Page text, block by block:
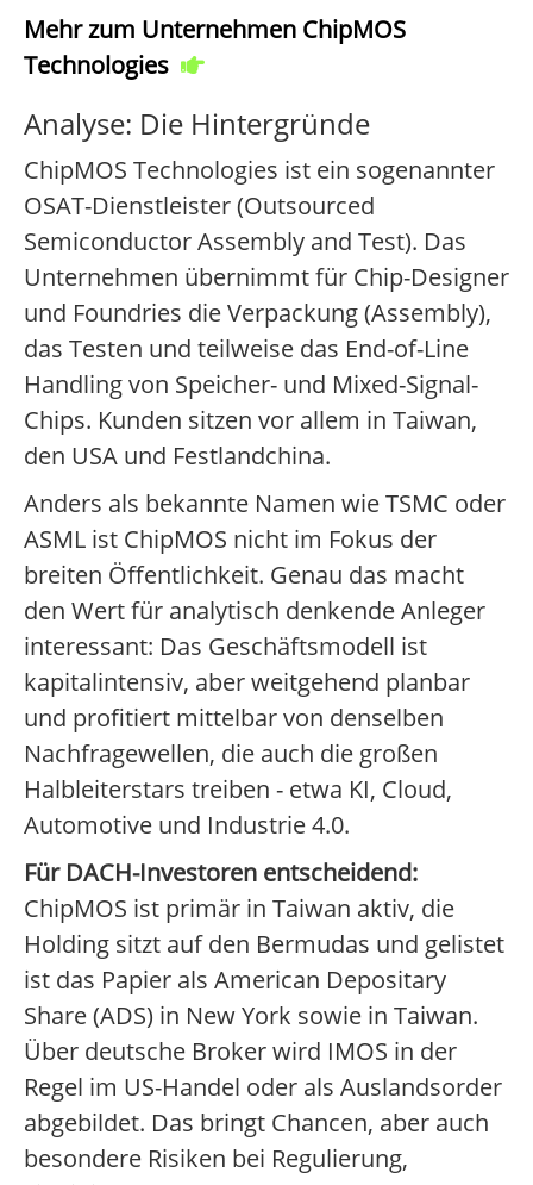
Mehr zum Unternehmen ChipMOS
Technologies
Analyse: Die Hintergründe
ChipMOS Technologies ist ein sogenannter
OSAT-Dienstleister (Outsourced
Semiconductor Assembly and Test). Das
Unternehmen übernimmt für Chip-Designer
und Foundries die Verpackung (Assembly),
das Testen und teilweise das End-of-Line
Handling von Speicher- und Mixed-Signal-
Chips. Kunden sitzen vor allem in Taiwan,
den USA und Festlandchina.
Anders als bekannte Namen wie TSMC oder
ASML ist ChipMOS nicht im Fokus der
breiten Öffentlichkeit. Genau das macht
den Wert für analytisch denkende Anleger
interessant: Das Geschäftsmodell ist
kapitalintensiv, aber weitgehend planbar
und profitiert mittelbar von denselben
Nachfragewellen, die auch die großen
Halbleiterstars treiben - etwa KI, Cloud,
Automotive und Industrie 4.0.
Für DACH-Investoren entscheidend:
ChipMOS ist primär in Taiwan aktiv, die
Holding sitzt auf den Bermudas und gelistet
ist das Papier als American Depositary
Share (ADS) in New York sowie in Taiwan.
Über deutsche Broker wird IMOS in der
Regel im US-Handel oder als Auslandsorder
abgebildet. Das bringt Chancen, aber auch
besondere Risiken bei Regulierung,